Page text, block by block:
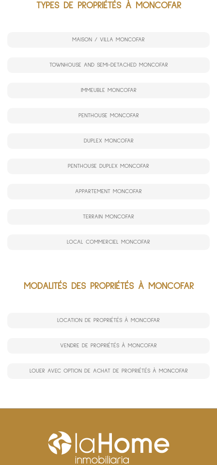
TYPES DE PROPRIÉTÉS À MONCOFAR
MAISON / VILLA MONCOFAR
TOWNHOUSE AND SEMI-DETACHED MONCOFAR
IMMEUBLE MONCOFAR
PENTHOUSE MONCOFAR
DUPLEX MONCOFAR
PENTHOUSE DUPLEX MONCOFAR
APPARTEMENT MONCOFAR
TERRAIN MONCOFAR
LOCAL COMMERCIEL MONCOFAR
MODALITÉS DES PROPRIÉTÉS À MONCOFAR
LOCATION DE PROPRIÉTÉS À MONCOFAR
VENDRE DE PROPRIÉTÉS À MONCOFAR
LOUER AVEC OPTION DE ACHAT DE PROPRIÉTÉS À MONCOFAR